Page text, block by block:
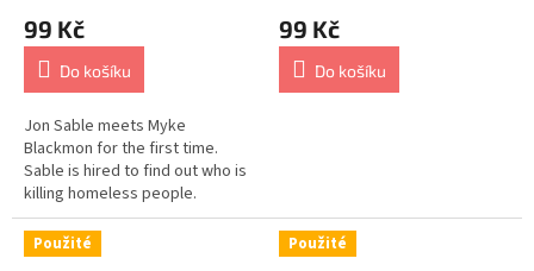
99 Kč
Do košíku
Jon Sable meets Myke
Blackmon for the first time.
Sable is hired to find out who is
killing homeless people.
99 Kč
Do košíku
Použité Použité